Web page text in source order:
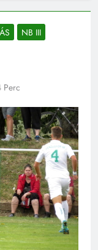
NB III
Perc